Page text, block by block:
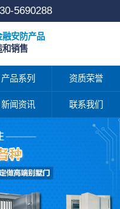
5690288
融安防产品
和销售
产品系列 资质荣誉
新闻资讯 联系我们